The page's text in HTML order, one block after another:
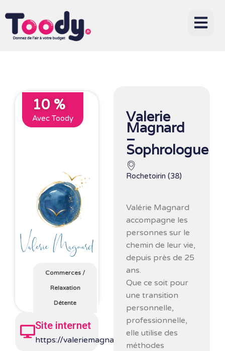
10 %
Avec Toody
Commerces /
Relaxation
Détente
Site internet
https://valeriemagnard.fr/
Valerie
Magnard
–
Sophrologue
Rochetoirin (38)
Valérie Magnard
accompagne les
personnes sur le
chemin de leur vie,
depuis près de 25
ans.
Que ce soit pour
une transition
personnelle,
professionnelle,
elle utilise des
méthodes